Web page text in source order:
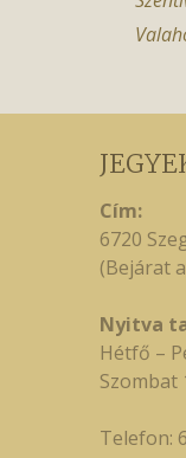
Cím:
6720
(Bejárat
Nyitva
Hétfő –
Szombat
Telefon: